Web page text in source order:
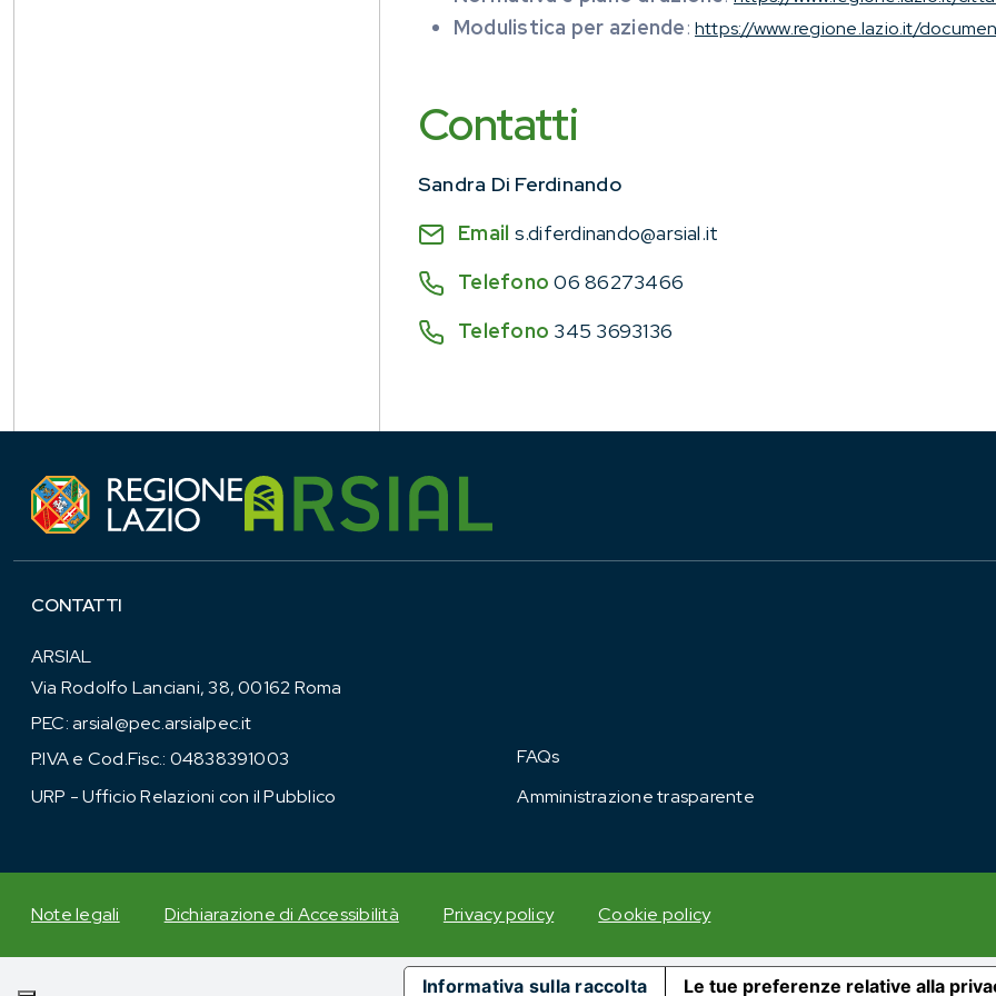
Modulistica per aziende:https://www.regione.lazio.it/
Contatti
Sandra Di Ferdinando
Email s.diferdinando@arsial.it
Telefono06 86273466
Telefono 345 3693136
CONTATTI
ARSIAL
Via Rodolfo Lanciani, 38, 00162 Roma
PEC:arsial@pec.arsialpec.it
P.IVA e Cod.Fisc.: 04838391003
URP - Ufficio Relazioni con il Pubblico
FAQs
Amministrazione trasparente
Note legali Dichiarazione di Accessibilità Privacy policy Cookie policy
Informativa sulla raccolta Le tue preferenze relative alla